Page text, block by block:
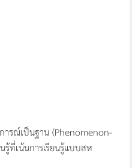
ารณ์เป็นฐาน (Phenomenon-
รู้ที่เน้นการเรียนรู้แบบสห